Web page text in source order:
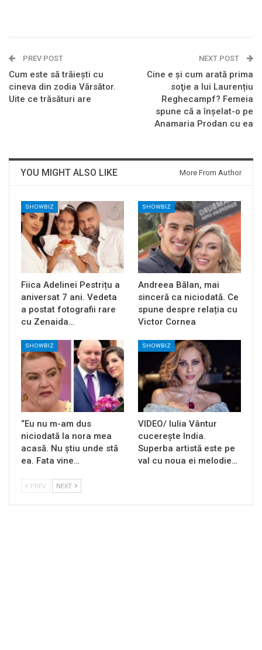
PREV POST
Cum este să trăiești cu
cineva din zodia Vărsător.
Uite ce trăsături are
NEXT POST
Cine e și cum arată prima
soţie a lui Laurențiu
Reghecampf? Femeia
spune că a înșelat-o pe
Anamaria Prodan cu ea
YOU MIGHT ALSO LIKE More From Author
SHOWBIZ
Fiica Adelinei Pestrițu a
aniversat 7 ani. Vedeta
a postat fotografii rare
cu Zenaida…
SHOWBIZ
Andreea Bălan, mai
sinceră ca niciodată. Ce
spune despre relația cu
Victor Cornea
SHOWBIZ
“Eu nu m-am dus
niciodată la nora mea
acasă. Nu știu unde stă
ea. Fata vine…
SHOWBIZ
VIDEO/ Iulia Vântur
cucerește India.
Superba artistă este pe
val cu noua ei melodie…
PREV NEXT